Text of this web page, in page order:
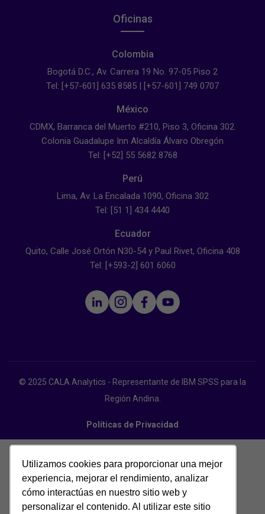
Utilizamos cookies para proporcionar una mejor
experiencia, mejorar el rendimiento, analizar
cómo interactúas en nuestro sitio web y
personalizar el contenido. Al utilizar este sitio
Oficinas
Colombia
Bogotá D.C., Av. Carrera 19 No. 97-05 Piso 2
Tel: [+57-601] 635 8585 | [+57-601] 749 0707
México
CDMX, Barranca del Muerto #210, Piso 3, Oficina 302.
Colonia Guadalupe Inn Alcaldía Álvaro Obregón
Tel: [+52] 55 5682 8768
Perú
Lima, Av. La Encalada 1090, Oficina 302
Tel: [51 1] 434 4440
Ecuador
Quito, Calle José Ortón N30-54 y Paul Rivet, Oficina 408
Tel: [+593-2] 601 6060
© 2025 CALA Analytics - Representante de IBM SPSS para la
Región Andina.
Políticas de Privacidad